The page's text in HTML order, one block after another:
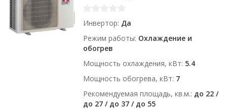
Инвертор Да
Режим работы Охлаждение и
обогрев
Мощность охлаждения, кВт 5.4
Мощность обогрева, кВт 7
Рекомендуемая площадь, кв.м. до 22 /
до 27 / до 37 / до 55